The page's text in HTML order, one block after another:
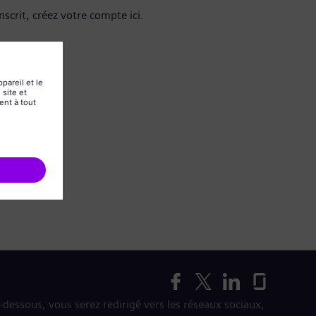
créez votre compte ici.
vous serez redirigé vers les réseaux sociaux,